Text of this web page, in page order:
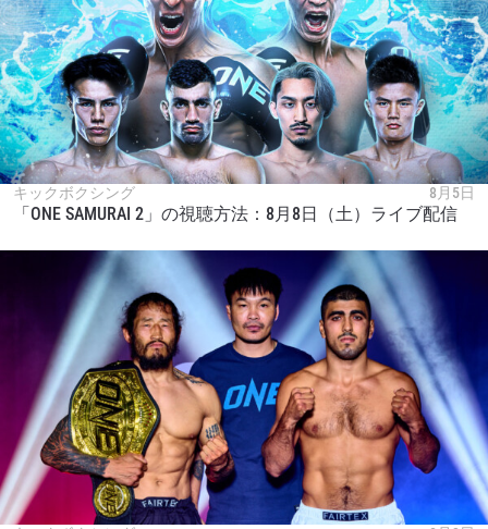
キックボクシング 8月5日
「ONE SAMURAI 2」の視聴方法：8月8日（土）ライブ配信